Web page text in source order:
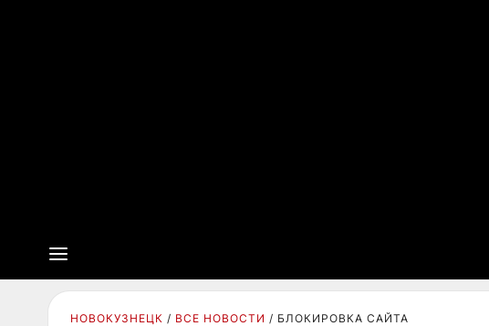
НОВОКУЗНЕЦК ВСЕ НОВОСТИ БЛОКИРОВКА САЙТА